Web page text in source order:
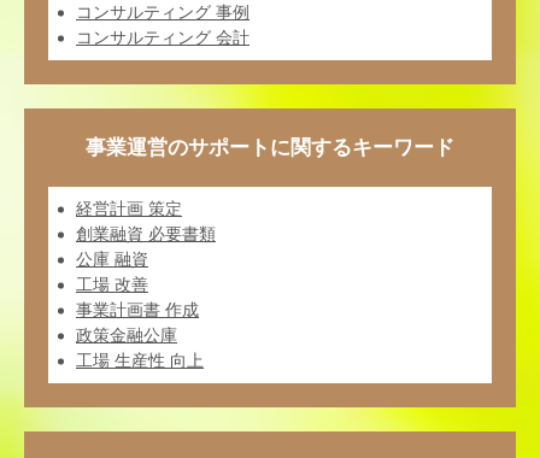
コンサルティング 事例
コンサルティング 会計
事業運営のサポートに関するキーワード
経営計画 策定
創業融資 必要書類
公庫 融資
工場 改善
事業計画書 作成
政策金融公庫
工場 生産性 向上